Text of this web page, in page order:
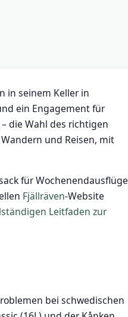
in seinem Keller in
ein Engagement für
die Wahl des richtigen
und Reisen, mit
für Wochenendausflüge
Fjällräven-Website
Leitfaden zur
bei schwedischen